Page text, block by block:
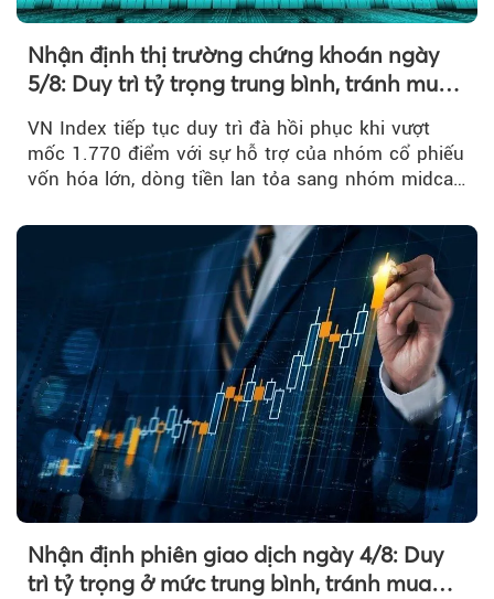
Nhận định thị trường chứng khoán ngày
5/8: Duy trì tỷ trọng trung bình, tránh mua
VN Index tiếp tục duy trì đà hồi phục khi vượt
mốc 1.770 điểm với sự hỗ trợ của nhóm cổ phiếu
vốn hóa lớn, dòng tiền lan tỏa sang nhóm midcap
Nhận định phiên giao dịch ngày 4/8: Duy
trì tỷ trọng ở mức trung bình, tránh mua